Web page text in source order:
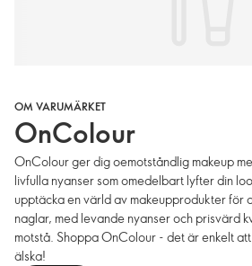
OM VARUMÄRKET
OnColour
OnColour ger dig oemotståndlig makeup
livfulla nyanser som omedelbart lyfter din
upptäcka en värld av makeupprodukter för
naglar, med levande nyanser och prisvärd
motstå. Shoppa OnColour - det är enkelt
älska!